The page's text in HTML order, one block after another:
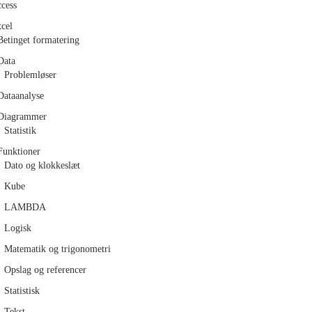
formatering
Problemløser
Statistik
Dato og klokkeslæt
Kube
LAMBDA
Logisk
Matematik og trigonometri
Opslag og referencer
Statistisk